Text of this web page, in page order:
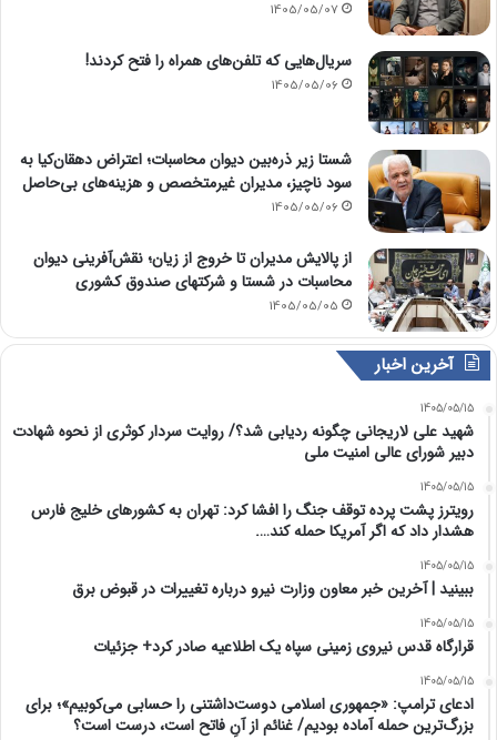
1405/05/07
سریال‌هایی که تلفن‌های همراه را فتح کردند!
1405/05/06
شستا زیر ذره‌بین دیوان محاسبات؛ اعتراض دهقان‌کیا به
سود ناچیز، مدیران غیرمتخصص و هزینه‌های بی‌حاصل
1405/05/06
از پالایش مدیران تا خروج از زیان؛ نقش‌آفرینی دیوان
محاسبات در شستا و شرکتهای صندوق کشوری
1405/05/05
آخرین اخبار
1405/05/15
شهید علی لاریجانی چگونه ردیابی شد؟/ روایت سردار کوثری از نحوه شهادت
دبیر شورای عالی امنیت ملی
1405/05/15
رویترز پشت پرده توقف جنگ را افشا کرد: تهران به کشورهای خلیج فارس
هشدار داد که اگر آمریکا حمله کند….
1405/05/15
ببینید | آخرین خبر معاون وزارت نیرو درباره تغییرات در قبوض برق
1405/05/15
قرارگاه قدس نیروی زمینی سپاه یک اطلاعیه صادر کرد+ جزئیات
1405/05/15
ادعای ترامپ: «جمهوری اسلامی دوست‌داشتنی را حسابی می‌کوبیم»؛ برای
بزرگ‌ترین حمله آماده بودیم/ غنائم از آنِ فاتح است، درست است؟